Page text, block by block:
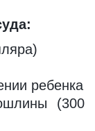
ребенка
(300